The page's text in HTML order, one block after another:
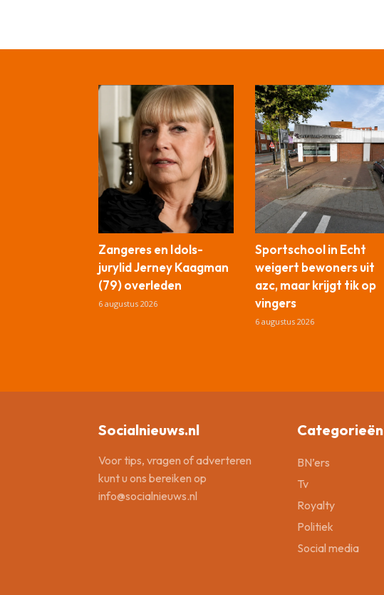
Zangeres en Idols-
jurylid Jerney Kaagman
(79) overleden
6 augustus 2026
Sportschool in Echt
weigert bewoners uit
azc, maar krijgt tik op
vingers
6 augustus 2026
Socialnieuws.nl
Voor tips, vragen of adverteren
kunt u ons bereiken op
info@socialnieuws.nl
Categorieën
BN’ers
Tv
Royalty
Politiek
Social media